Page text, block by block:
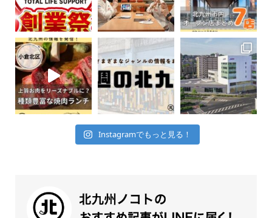
Instagramでもっと見る！